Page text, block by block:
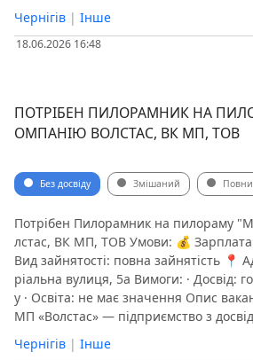
Чернігів | Інше
18.06.2026 16:48
ПОТРІБЕН ПИЛОРАМНИК НА
ОМПАНІЮ ВОЛСТАС, ВК МП, ТОВ
Без досвіду Змішаний
Потрібен Пилорамник на пилораму
лстас, ВК МП, ТОВ Умови: 💰
Вид зайнятості: повна зайнятість 📍
ріальна вулиця, 5а Вимоги: · Досвід:
у · Освіта: не має значення Опис
МП «Волстас» — підприємство з
Чернігів | Інше